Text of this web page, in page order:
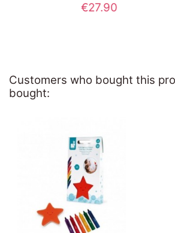
€27.90
Customers who bought this
bought: